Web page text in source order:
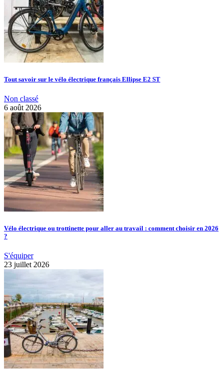
Tout savoir sur le vélo électrique français Ellipse E2 ST
Non classé
6 août 2026
Vélo électrique ou trottinette pour aller au travail : comment choisir en 2026
?
S'équiper
23 juillet 2026